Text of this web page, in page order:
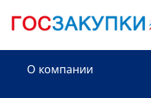
О компании